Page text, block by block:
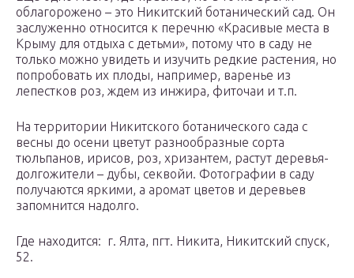
облагорожено – это Никитский ботанический сад. Он
заслуженно относится к перечню «Красивые места в
Крыму для отдыха с детьми», потому что в саду не
только можно увидеть и изучить редкие растения, но
попробовать их плоды, например, варенье из
лепестков роз, ждем из инжира, фиточаи и т.п.
На территории Никитского ботанического сада с
весны до осени цветут разнообразные сорта
тюльпанов, ирисов, роз, хризантем, растут деревья-
долгожители – дубы, секвойи. Фотографии в саду
получаются яркими, а аромат цветов и деревьев
запомнится надолго.
Где находится: г. Ялта, пгт. Никита, Никитский спуск,
52.